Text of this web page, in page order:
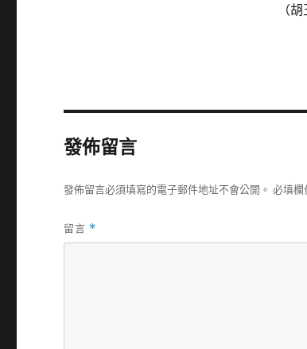
（胡玉
發佈留言
發佈留言必須填寫的電子郵件地址不會公開。 必填欄
留言 *